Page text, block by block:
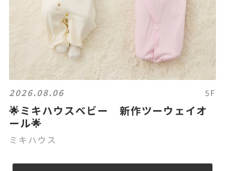
2026.08.06 5F
🌟ミキハウスベビー 新作ツーウェイオ
ール🌟
ミキハウス